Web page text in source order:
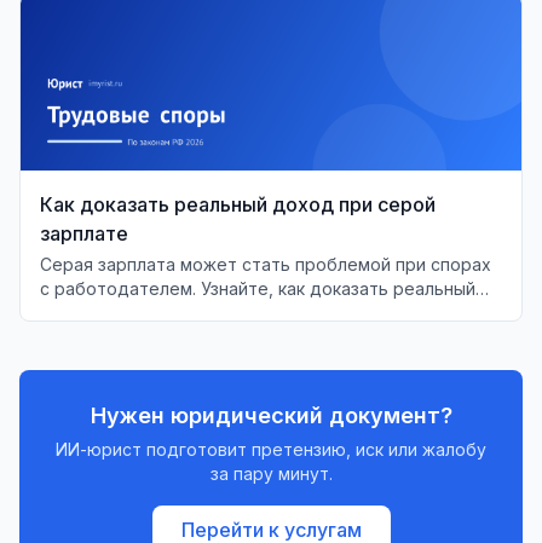
Как доказать реальный доход при серой
зарплате
Серая зарплата может стать проблемой при спорах
с работодателем. Узнайте, как доказать реальный
Нужен юридический документ?
ИИ-юрист подготовит претензию, иск или жалобу
за пару минут.
Перейти к услугам